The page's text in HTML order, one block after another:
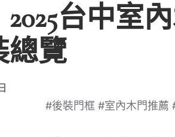
台中室
總覽
#後裝門框 #室內木門推薦